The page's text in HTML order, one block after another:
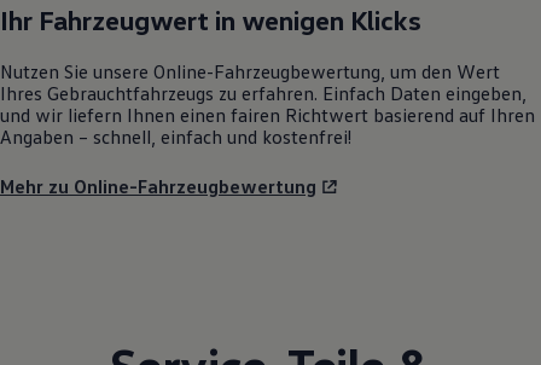
Ihr Fahrzeugwert in wenigen Klicks
Nutzen Sie unsere Online-Fahrzeugbewertung, um den Wert
Ihres Gebrauchtfahrzeugs zu erfahren. Einfach Daten eingeben,
und wir liefern Ihnen einen fairen Richtwert basierend auf Ihren
Angaben – schnell, einfach und kostenfrei!
Mehr zu Online-Fahrzeugbewertung